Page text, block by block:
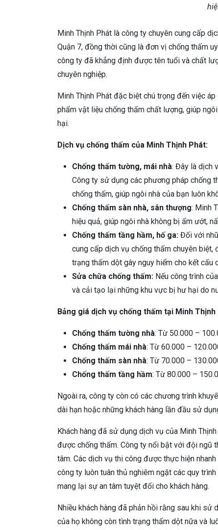
Minh Thịnh Phát là công ty chuyên cung cấp
Quận 7, đồng thời cũng là đơn vị chống thấm
công ty đã khẳng định được tên tuổi và chất
chuyên nghiệp.
Minh Thịnh Phát đặc biệt chú trọng đến việc
phẩm vật liệu chống thấm chất lượng, giúp
hại.
Dịch vụ chống thấm của Minh Thịnh Phát:
Chống thấm tường, mái nhà: Đây là dịch
Công ty sử dụng các phương pháp chống
chống thấm, giúp ngôi nhà của bạn luôn
Chống thấm sàn nhà, sân thượng: Minh
hiệu quả, giúp ngôi nhà không bị ẩm ướt,
Chống thấm tầng hầm, hố ga: Đối với
cung cấp dịch vụ chống thấm chuyên
trạng thấm dột gây nguy hiểm cho kết cấu
Sửa chữa chống thấm: Nếu công trình
và cải tạo lại những khu vực bị hư hại do
Bảng giá dịch vụ chống thấm tại Minh Thịnh
Chống thấm tường nhà: Từ 50.000 –
Chống thấm mái nhà: Từ 60.000 –
Chống thấm sàn nhà: Từ 70.000 –
Chống thấm tầng hầm: Từ 80.000 –
Ngoài ra, công ty còn có các chương trình
dài hạn hoặc những khách hàng lần đầu sử
Khách hàng đã sử dụng dịch vụ của Minh
được chống thấm. Công ty nổi bật với đội ngũ
tâm. Các dịch vụ thi công được thực hiện
công ty luôn tuân thủ nghiêm ngặt các quy
mang lại sự an tâm tuyệt đối cho khách hàng.
Nhiều khách hàng đã phản hồi rằng sau khi
của họ không còn tình trạng thấm dột nữa và